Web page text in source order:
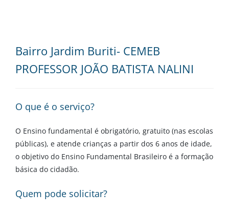
Bairro Jardim Buriti- CEMEB
PROFESSOR JOÃO BATISTA NALINI
O que é o serviço?
O Ensino fundamental é obrigatório, gratuito (nas escolas
públicas), e atende crianças a partir dos 6 anos de idade,
o objetivo do Ensino Fundamental Brasileiro é a formação
básica do cidadão.
Quem pode solicitar?